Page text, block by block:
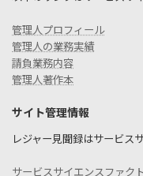
管理人プロフィール
管理人の業務実績
請負業務内容
管理人著作本
サイト管理情報
レジャー見聞録はサービス
サービスサイエンスファク